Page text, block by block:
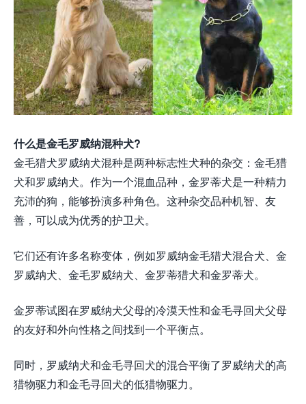
什么是金毛罗威纳混种犬?
金毛猎犬罗威纳犬混种是两种标志性犬种的杂交：金毛猎
犬和罗威纳犬。作为一个混血品种，金罗蒂犬是一种精力
充沛的狗，能够扮演多种角色。这种杂交品种机智、友
善，可以成为优秀的护卫犬。
它们还有许多名称变体，例如罗威纳金毛猎犬混合犬、金
罗威纳犬、金毛罗威纳犬、金罗蒂猎犬和金罗蒂犬。
金罗蒂试图在罗威纳犬父母的冷漠天性和金毛寻回犬父母
的友好和外向性格之间找到一个平衡点。
同时，罗威纳犬和金毛寻回犬的混合平衡了罗威纳犬的高
猎物驱力和金毛寻回犬的低猎物驱力。